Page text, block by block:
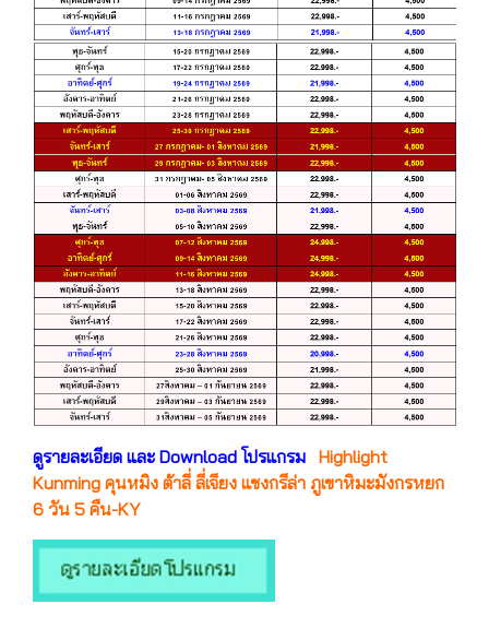
ดูรายละเอียด และ Download โปรแกรม Highlight
Kunming คุนหมิง ต้าลี่ ลี่เจียง แชงกรีล่า ภูเขาหิมะมังกรหยก
6 วัน 5 คืน-KY